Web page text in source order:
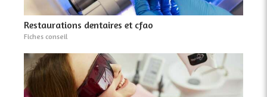
Restaurations dentaires et cfao
Fiches conseil